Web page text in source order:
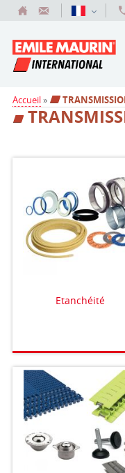
Accueil»
Etanchéité